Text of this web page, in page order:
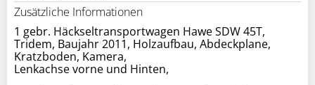
Zusätzliche Informationen
1 gebr. Häckseltransportwagen Hawe SDW 45T,
Tridem, Baujahr 2011, Holzaufbau, Abdeckplane,
Kratzboden, Kamera,
Lenkachse vorne und Hinten,